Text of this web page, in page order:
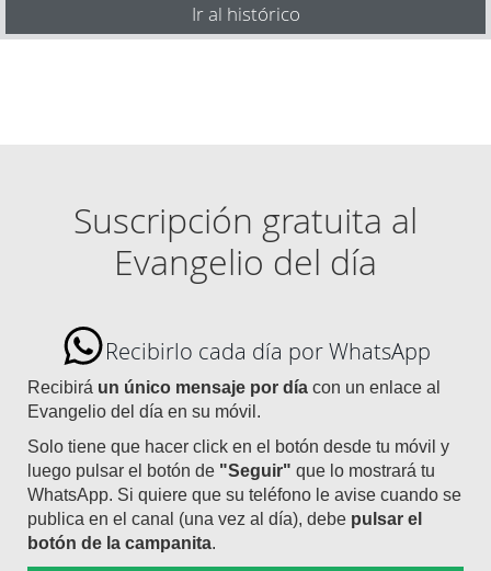
Ir al histórico
Suscripción gratuita al
Evangelio del día
Recibirlo cada día por WhatsApp
Recibirá un único mensaje por día con un enlace al
Evangelio del día en su móvil.
Solo tiene que hacer click en el botón desde tu móvil y
luego pulsar el botón de "Seguir" que lo mostrará tu
WhatsApp. Si quiere que su teléfono le avise cuando se
publica en el canal (una vez al día), debe pulsar el
botón de la campanita.